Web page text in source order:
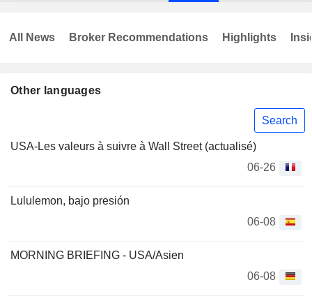
Other languages
Search
USA-Les valeurs à suivre à Wall Street (actualisé)
06-26
Lululemon, bajo presión
06-08
MORNING BRIEFING - USA/Asien
06-08
All News Broker Recommendations Highlights